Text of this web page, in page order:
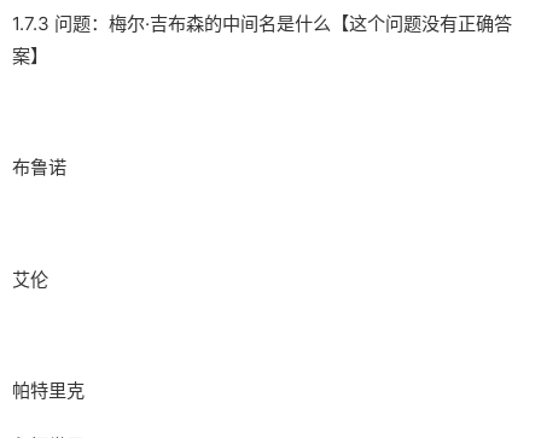
1.7.3 问题：梅尔·吉布森的中间名是什么【这个问题没有正确答
案】
布鲁诺
艾伦
帕特里克